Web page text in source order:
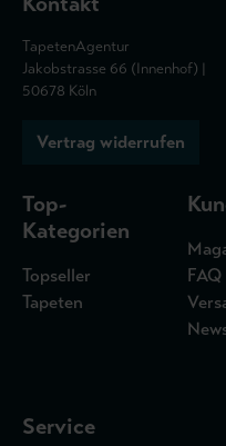
TapetenAgentur
Jakobstrasse 66 (Innenhof) |
50678 Köln
Vertrag widerrufen
Top-
Kategorien
Topseller
Tapeten
FAQ
Service